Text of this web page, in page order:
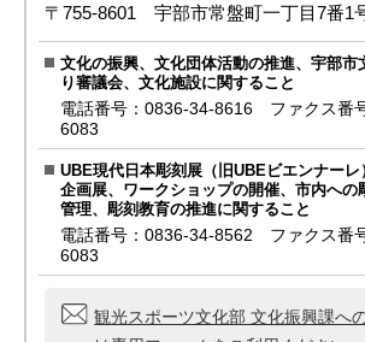
〒755-8601 宇部市常盤町一丁目7番1
文化の振興、文化団体活動の推進、宇部市
り審議会、文化施設に関すること
電話番号：0836-34-8616 ファクス番
6083
UBE現代日本彫刻展（旧UBEビエンナーレ
企画展、ワークショップの開催、市内への
管理、彫刻教育の推進に関すること
電話番号：0836-34-8562 ファクス番
6083
観光スポーツ文化部 文化振興課へ